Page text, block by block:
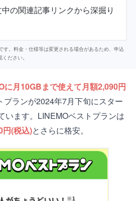
の関連記事リンクから深掘り
す。料金・仕様等は変更される場合があるため、申込
ださい。
に月10GBまで使えて月額2,090円
プランが2024年7月下旬にスター
います。LINEMOベストプランは
円(税込)とさらに格安。